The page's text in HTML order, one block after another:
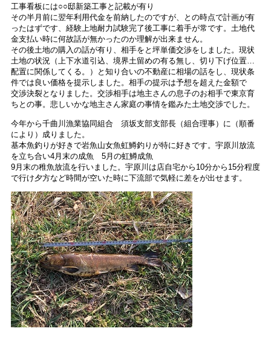
工事看板には○○邸新築工事と記載が有り
その半月前に翌年利用代金を前納したのですが、との時点で計画が有
ったはずです、経験上地耐力試験完了後工事に着手が常です。土地代
金支払い時に何故話が無かったのか理解が出来ません。
その後土地の購入の話が有り、相手をと坪単価交渉をしました。現状
土地の状況（上下水道引込、境界土留めの有る無し、切り下げ位置…
配置に関係してくる。）と知り合いの不動産に相場の話をし、現状条
件では良い価格を提示しました。相手の提示は予想を超えた金額で
交渉決裂となりました。交渉相手は地主さんの息子のお相手で東京育
ちとの事。悲しいかな地主さん家庭の事情を鑑みた土地交渉でした。
今年から千曲川漁業協同組合 須坂支部支部長（組合理事）に（順番
により）成りました。
基本魚釣りが好きで岩魚山女魚虹鱒釣りが特に好きです。宇原川放流
を立ち合い4月末の成魚 5月の虹鱒成魚
9月末の稚魚放流を行いました。宇原川は店自宅から10分から15分程度
で行け夕方など時間が空いた時に下流部で気軽に差をが出せます。